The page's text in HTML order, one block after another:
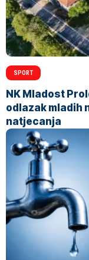
SPORT
NK Mladost
odlazak mladih
natjecanja